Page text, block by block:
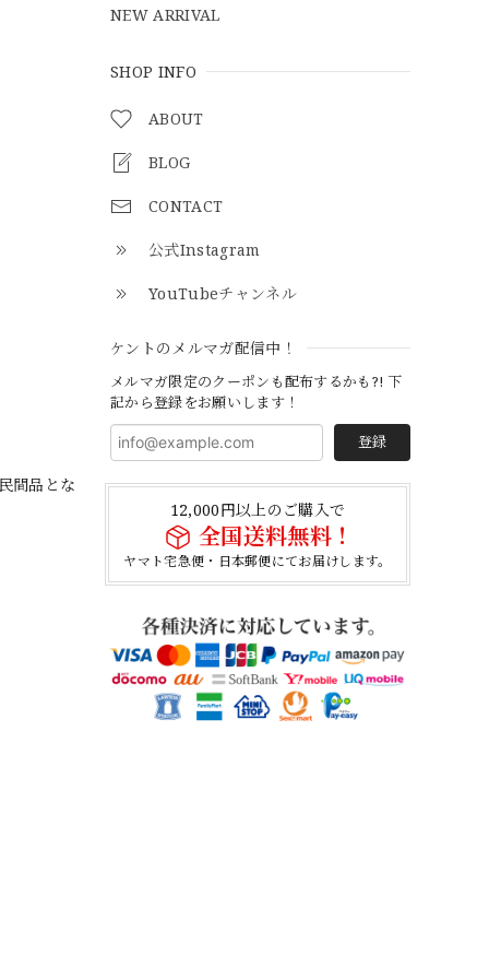
NEW ARRIVAL
SHOP INFO
ABOUT
BLOG
CONTACT
公式Instagram
YouTubeチャンネル
ケントのメルマガ配信中！
メルマガ限定のクーポンも配布するかも?! 下
記から登録をお願いします！
登録
12,000円以上のご購入で
全国送料無料！
ヤマト宅急便・日本郵便にてお届けします。
間品とな